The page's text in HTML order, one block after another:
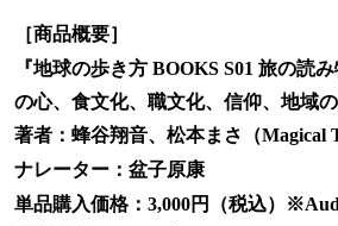
［商品概要］
『地球の歩き方 BOOKS S01 旅の読
の心、食文化、職文化、信仰、地域の
著者：蜂谷翔音、松本まさ（Magical
ナレーター：盆子原康
単品購入価格：3,000円（税込）